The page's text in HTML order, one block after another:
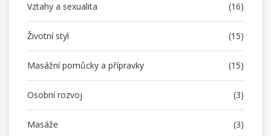
Vztahy a sexualita (16)
Životní styl (15)
Masážní pomůcky a přípravky (15)
Osobní rozvoj (3)
Masáže (3)